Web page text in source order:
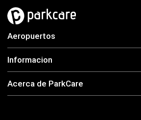
Aeropuertos
Informacion
Acerca de ParkCare